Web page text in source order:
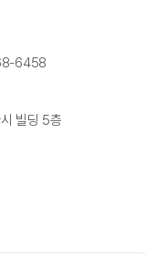
6458
빌딩 5층